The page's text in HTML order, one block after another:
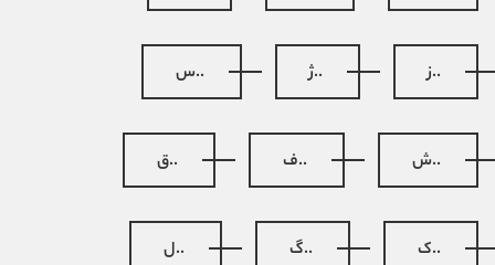
..ز ..ژ ..س
..ش ..ف ..ق
..ک ..گ ..ل